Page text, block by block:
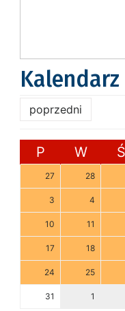
poprzedni
P W Ś
27 28
3 4
10 11
17 18
24 25
31 1